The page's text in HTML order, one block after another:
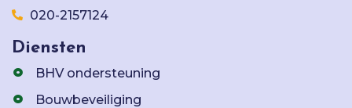
020-2157124
Diensten
BHV ondersteuning
Bouwbeveiliging